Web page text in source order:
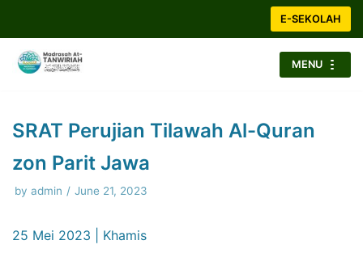
to
content
E-SEKOLAH
MENU
SRAT Perujian Tilawah Al-Quran
zon Parit Jawa
by admin June 21, 2023
25 Mei 2023 | Khamis